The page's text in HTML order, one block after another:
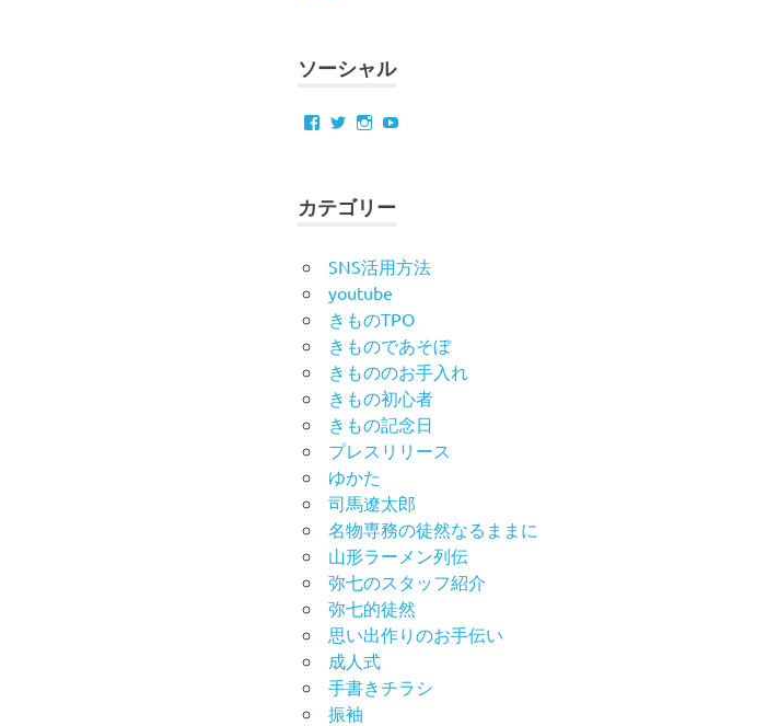
ソーシャル
Facebook
TwitterInstagram
カテゴリー
SNS活用方法
youtube
きものTPO
きものであそぼ
きもののお手入れ
きもの初心者
きもの記念日
プレスリリース
ゆかた
司馬遼太郎
名物専務の徒然なるままに
山形ラーメン列伝
弥七のスタッフ紹介
弥七的徒然
思い出作りのお手伝い
成人式
手書きチラシ
振袖